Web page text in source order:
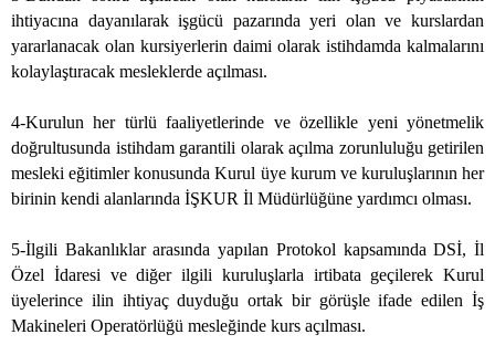
ihtiyacına dayanılarak işgücü pazarında yeri olan ve kurslardan
yararlanacak olan kursiyerlerin daimi olarak istihdamda kalmalarını
kolaylaştıracak mesleklerde açılması.
4-Kurulun her türlü faaliyetlerinde ve özellikle yeni yönetmelik
doğrultusunda istihdam garantili olarak açılma zorunluluğu getirilen
mesleki eğitimler konusunda Kurul üye kurum ve kuruluşlarının her
birinin kendi alanlarında İŞKUR İl Müdürlüğüne yardımcı olması.
5-İlgili Bakanlıklar arasında yapılan Protokol kapsamında DSİ, İl
Özel İdaresi ve diğer ilgili kuruluşlarla irtibata geçilerek Kurul
üyelerince ilin ihtiyaç duyduğu ortak bir görüşle ifade edilen İş
Makineleri Operatörlüğü mesleğinde kurs açılması.